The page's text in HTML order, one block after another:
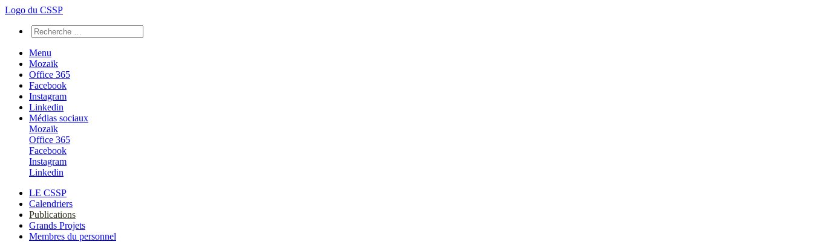
Logo du CSSP
Menu
Mozaïk
Office 365
Facebook
Instagram
Linkedin
Médias sociaux
Mozaïk
Office 365
Facebook
Instagram
Linkedin
LE CSSP
Calendriers
Publications
Grands Projets
Membres du personnel